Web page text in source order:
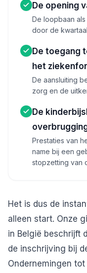
De opening
De loopbaan
door de
De toegang
het
De aansluiting
zorg en de
De
Prestaties van
name bij een
stopzetting van
Het is dus de
alleen start. Onze
in België beschrijft
de inschrijving bij
Ondernemingen